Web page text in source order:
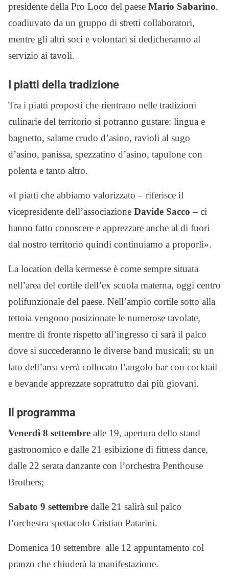
presidente della Pro Loco del paese Mario Sabarino,
coadiuvato da un gruppo di stretti collaboratori,
mentre gli altri soci e volontari si dedicheranno al
servizio ai tavoli.
I piatti della tradizione
Tra i piatti proposti che rientrano nelle tradizioni
culinarie del territorio si potranno gustare: lingua e
bagnetto, salame crudo d’asino, ravioli al sugo
d’asino, panissa, spezzatino d’asino, tapulone con
polenta e tanto altro.
«I piatti che abbiamo valorizzato – riferisce il
vicepresidente dell’associazione Davide Sacco – ci
hanno fatto conoscere e apprezzare anche al di fuori
dal nostro territorio quindi continuiamo a proporli».
La location della kermesse è come sempre situata
nell’area del cortile dell’ex scuola materna, oggi centro
polifunzionale del paese. Nell’ampio cortile sotto alla
tettoia vengono posizionate le numerose tavolate,
mentre di fronte rispetto all’ingresso ci sarà il palco
dove si succederanno le diverse band musicali; su un
lato dell’area verrà collocato l’angolo bar con cocktail
e bevande apprezzate soprattutto dai più giovani.
Il programma
Venerdì 8 settembre alle 19, apertura dello stand
gastronomico e dalle 21 esibizione di fitness dance,
dalle 22 serata danzante con l’orchestra Penthouse
Brothers;
Sabato 9 settembre dalle 21 salirà sul palco
l’orchestra spettacolo Cristian Patarini.
Domenica 10 settembre alle 12 appuntamento col
pranzo che chiuderà la manifestazione.